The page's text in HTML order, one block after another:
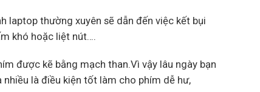
laptop thường xuyên sẽ dẫn đến việc kết bụi
khó hoặc liệt nút….
được kẽ bằng mạch than.Vì vậy lâu ngày bạn
là điều kiện tốt làm cho phím dễ hư,